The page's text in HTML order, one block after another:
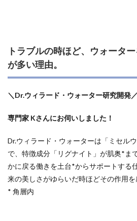
トラブルの時ほど、ウォータ
が多い理由。
＼Dr.ウィラード・ウォーター研究開発／
専門家 Kさんにお伺いしました！
Dr.ウィラード・ウォーターは「ミセル
で、 特徴成分「リグナイト」が肌奥*ま
かに戻る働きを土台*からサポートする仕
来の美しさがゆらいだ時ほどその作用を
* 角層内